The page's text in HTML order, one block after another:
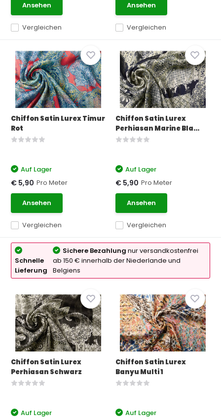
Vergleichen
Ansehen
Vergleichen
Ansehen
Chiffon Satin Lurex Timur
Rot
Vergleichen
Auf Lager
€ 5,90 Pro Meter
Ansehen
Chiffon Satin Lurex
Perhiasan Marine Bla...
Vergleichen
Auf Lager
€ 5,90 Pro Meter
Ansehen
Schnelle
Lieferung
Sichere Bezahlung nur versandkostenfrei
ab 150 € innerhalb der Niederlande und
Belgiens
Chiffon Satin Lurex
Perhiasan Schwarz
Auf Lager
Chiffon Satin Lurex
Banyu Multi 1
Auf Lager